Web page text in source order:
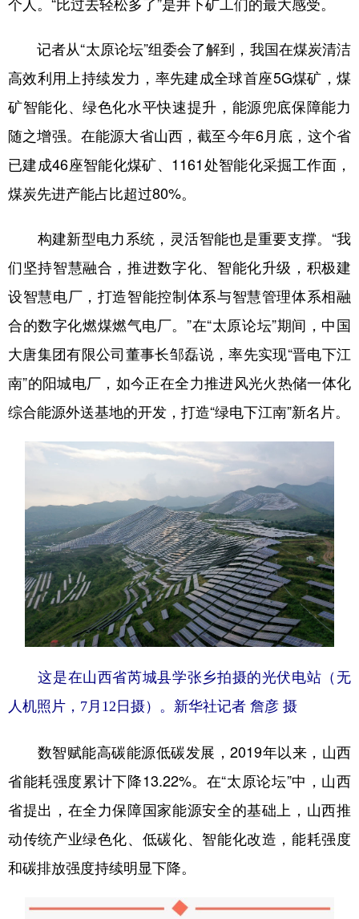
记者从“太原论坛”组委会了解到，我国在煤炭清洁
高效利用上持续发力，率先建成全球首座5G煤矿，煤
矿智能化、绿色化水平快速提升，能源兜底保障能力
随之增强。在能源大省山西，截至今年6月底，这个省
已建成46座智能化煤矿、1161处智能化采掘工作面，
煤炭先进产能占比超过80%。
构建新型电力系统，灵活智能也是重要支撑。“我
们坚持智慧融合，推进数字化、智能化升级，积极建
设智慧电厂，打造智能控制体系与智慧管理体系相融
合的数字化燃煤燃气电厂。”在“太原论坛”期间，中国
大唐集团有限公司董事长邹磊说，率先实现“晋电下江
南”的阳城电厂，如今正在全力推进风光火热储一体化
综合能源外送基地的开发，打造“绿电下江南”新名片。
这是在山西省芮城县学张乡拍摄的光伏电站（无
人机照片，7月12日摄）。 新华社记者 詹彦 摄
数智赋能高碳能源低碳发展，2019年以来，山西
省能耗强度累计下降13.22%。在“太原论坛”中，山西
省提出，在全力保障国家能源安全的基础上，山西推
动传统产业绿色化、低碳化、智能化改造，能耗强度
和碳排放强度持续明显下降。